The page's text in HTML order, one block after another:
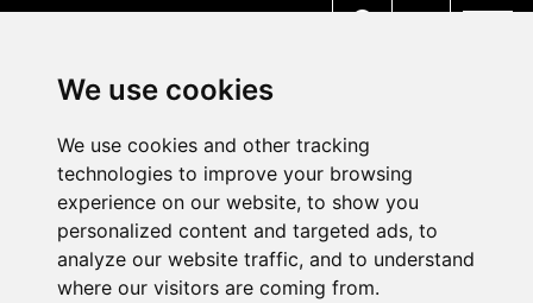
We use cookies
We use cookies and other tracking
technologies to improve your browsing
experience on our website, to show you
personalized content and targeted ads, to
analyze our website traffic, and to understand
where our visitors are coming from.